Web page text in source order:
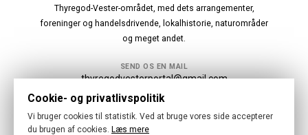
Thyregod-Vester-området, med dets arrangementer,
foreninger og handelsdrivende, lokalhistorie, naturområder
og meget andet.
SEND OS EN MAIL
thyregodvesterportal@gmail.com
Følg os
Cookie- og privatlivspolitik
Vi bruger cookies til statistik. Ved at bruge vores side accepterer
du brugen af cookies. Læs mere